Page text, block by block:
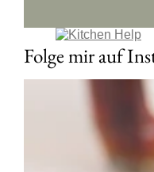
Folge mir auf